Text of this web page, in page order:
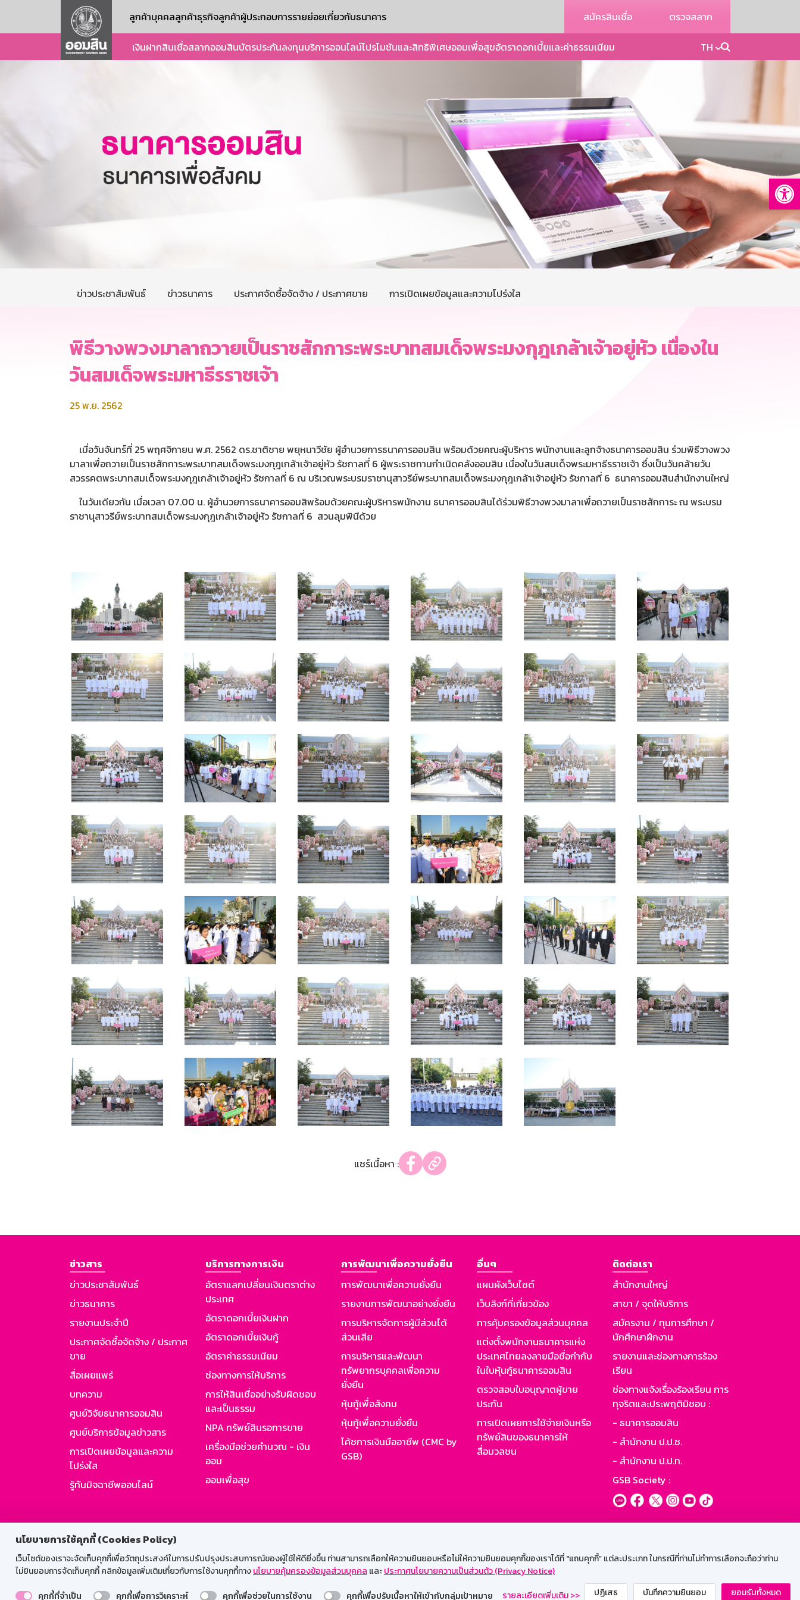
นโยบายการใช้คุกกี้ (Cookies Policy)
เว็บไซต์ของเราจะจัดเก็บคุกกี้เพื่อวัตถุประสงค์ในการปรับปรุงประสบการณ์ของผู้ใช้ให้ดียิ่งขึ้น ท่านสามารถเลือกให้ความยินยอมหรือไม่ให้ความยินยอมคุกกี้ของเราได้ที่ "แถบคุกกี้” แต่ละประเภท ในกรณีที่ท่านไม่ทำการเลือกจะถือว่าท่าน
ไม่ยินยอมการจัดเก็บคุกกี้ คลิกข้อมูลเพิ่มเติมเกี่ยวกับการใช้งานคุกกี้ทางนโยบายคุ้มครองข้อมูลส่วนบุคคล และประกาศนโยบายความเป็นส่วนตัว (Privacy Notice)
คุกกี้ที่จำเป็น
คุกกี้เพื่อการวิเคราะห์ คุกกี้เพื่อช่วยในการใช้งาน คุกกี้เพื่อปรับเนื้อหาให้เข้ากับกลุ่มเป้าหมาย รายละเอียดเพิ่มเติม >> ปฏิเสธ บันทึกความยินยอม ยอมรับทั้งหมด
ลูกค้าบุคคลลูกค้าธุรกิจลูกค้าผู้ประกอบการรายย่อยเกี่ยวกับธนาคาร สมัครสินเชื่อ ตรวจสลาก
เงินฝากสินเชื่อสลากออมสินบัตรประกันลงทุนบริการออนไลน์โปรโมชันและสิทธิพิเศษออมเพื่อสุขอัตราดอกเบี้ยและค่าธรรมเนียม TH
ข่าวประชาสัมพันธ์ ข่าวธนาคาร ประกาศจัดซื้อจัดจ้าง / ประกาศขาย การเปิดเผยข้อมูลและความโปร่งใส
พิธีวางพวงมาลาถวายเป็นราชสักการะพระบาทสมเด็จพระมงกุฎเกล้าเจ้าอยู่หัว เนื่องใน
วันสมเด็จพระมหาธีรราชเจ้า
25 พ.ย. 2562
เมื่อวันจันทร์ที่ 25 พฤศจิกายน พ.ศ. 2562 ดร.ชาติชาย พยุหนาวีชัย ผู้อำนวยการธนาคารออมสิน พร้อมด้วยคณะผู้บริหาร พนักงานและลูกจ้างธนาคารออมสิน ร่วมพิธีวางพวง
มาลาเพื่อถวายเป็นราชสักการะพระบาทสมเด็จพระมงกุฎเกล้าเจ้าอยู่หัว รัชกาลที่ 6 ผู้พระราชทานกำเนิดคลังออมสิน เนื่องในวันสมเด็จพระมหาธีรราชเจ้า ซึ่งเป็นวันคล้ายวัน
สวรรคตพระบาทสมเด็จพระมงกุฎเกล้าเจ้าอยู่หัว รัชกาลที่ 6 ณ บริเวณพระบรมราชานุสาวรีย์พระบาทสมเด็จพระมงกุฎเกล้าเจ้าอยู่หัว รัชกาลที่ 6 ธนาคารออมสินสำนักงานใหญ่
ในวันเดียวกัน เมื่อเวลา 07.00 น. ผู้อำนวยการธนาคารออมสิพร้อมด้วยคณะผู้บริหารพนักงาน ธนาคารออมสินได้ร่วมพิธีวางพวงมาลาเพื่อถวายเป็นราชสักการะ ณ พระบรม
ราชานุสาวรีย์พระบาทสมเด็จพระมงกุฎเกล้าเจ้าอยู่หัว รัชกาลที่ 6 สวนลุมพินีด้วย
แชร์เนื้อหา :
ข่าวสาร
ข่าวประชาสัมพันธ์
ข่าวธนาคาร
รายงานประจำปี
ประกาศจัดซื้อจัดจ้าง / ประกาศ
ขาย
สื่อเผยแพร่
บทความ
ศูนย์วิจัยธนาคารออมสิน
ศูนย์บริการข้อมูลข่าวสาร
การเปิดเผยข้อมูลและความ
โปร่งใส
รู้ทันมิจฉาชีพออนไลน์
บริการทางการเงิน
อัตราแลกเปลี่ยนเงินตราต่าง
ประเทศ
อัตราดอกเบี้ยเงินฝาก
อัตราดอกเบี้ยเงินกู้
อัตราค่าธรรมเนียม
ช่องทางการให้บริการ
การให้สินเชื่ออย่างรับผิดชอบ
และเป็นธรรม
NPA ทรัพย์สินรอการขาย
เครื่องมือช่วยคำนวณ - เงิน
ออม
ออมเพื่อสุข
การพัฒนาเพื่อความยั่งยืน
การพัฒนาเพื่อความยั่งยืน
รายงานการพัฒนาอย่างยั่งยืน
การบริหารจัดการผู้มีส่วนได้
ส่วนเสีย
การบริหารและพัฒนา
ทรัพยากรบุคคลเพื่อความ
ยั่งยืน
หุ้นกู้เพื่อสังคม
หุ้นกู้เพื่อความยั่งยืน
โค้ชการเงินมืออาชีพ (CMC by
GSB)
อื่นๆ
แผนผังเว็บไซต์
เว็บลิงก์ที่เกี่ยวข้อง
การคุ้มครองข้อมูลส่วนบุคคล
แต่งตั้งพนักงานธนาคารแห่ง
ประเทศไทยลงลายมือชื่อกำกับ
ในใบหุ้นกู้ธนาคารออมสิน
ตรวจสอบใบอนุญาตผู้ขาย
ประกัน
การเปิดเผยการใช้จ่ายเงินหรือ
ทรัพย์สินของธนาคารให้
สื่อมวลชน
ติดต่อเรา
สำนักงานใหญ่
สาขา / จุดให้บริการ
สมัครงาน / ทุนการศึกษา /
นักศึกษาฝึกงาน
รายงานและช่องทางการร้อง
เรียน
ช่องทางแจ้งเรื่องร้องเรียน การ
ทุจริตและประพฤติมิชอบ :
- ธนาคารออมสิน
- สำนักงาน ป.ป.ช.
- สำนักงาน ป.ป.ท.
GSB Society :
รองรับการใช้งานได้ดีบนเว็บบราวเซอร์